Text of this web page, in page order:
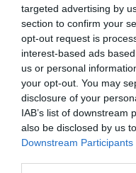
targeted advertising by
section to confirm your
opt-out request is
interest-based ads
us or personal
your opt-out. You may
disclosure of your
IAB’s list of downstream
also be disclosed by us
Downstream Participants
Az epizódban
kerültek elő:
rántott halat
egyik nagy kedvencét,
minden családi
Megosztás: Facebook
Karácsony